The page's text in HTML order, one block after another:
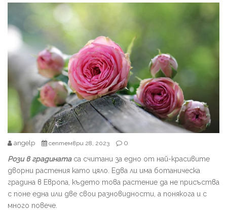
angelp септември 28, 2023 0
Рози в градинатаса считани за едно от най-красивите
дворни растения като цяло. Едва ли има ботаническа
градина в Европа, където това растение да не присъства
с поне една или две свои разновидности, а понякога и с
много повече.